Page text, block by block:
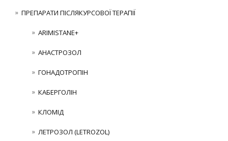
ПРЕПАРАТИ ПІСЛЯКУРСОВОЇ ТЕРАПІЇ
ARIMISTANE+
АНАСТРОЗОЛ
ГОНАДОТРОПІН
КАБЕРГОЛІН
КЛОМІД
ЛЕТРОЗОЛ (LETROZOL)